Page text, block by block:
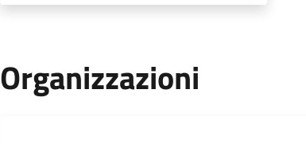
Organizzazioni